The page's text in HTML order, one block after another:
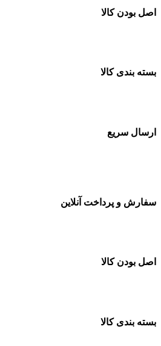
اصل بودن کالا
بسته بندی کالا
ارسال سریع
سفارش و پرداخت آنلاین
اصل بودن کالا
بسته بندی کالا